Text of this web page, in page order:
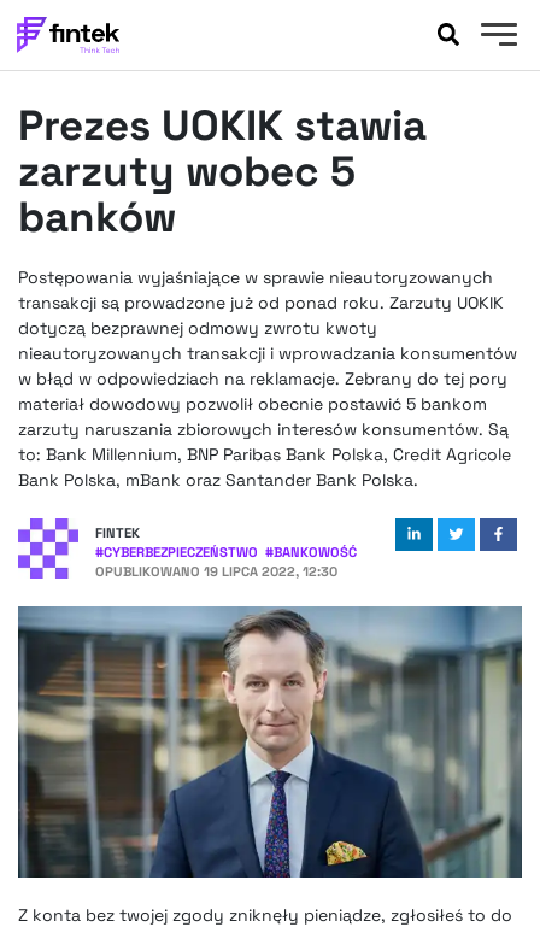
BANKOWOŚĆ
FELIETONY
WYWIADY
PODCASTY
FINTEKEXTRA
OKIEM EKSPERTA
Prezes UOKIK stawia
zarzuty wobec 5
banków
Postępowania wyjaśniające w sprawie nieautoryzowanych
transakcji są prowadzone już od ponad roku. Zarzuty UOKIK
dotyczą bezprawnej odmowy zwrotu kwoty
nieautoryzowanych transakcji i wprowadzania konsumentów
w błąd w odpowiedziach na reklamacje. Zebrany do tej pory
materiał dowodowy pozwolił obecnie postawić 5 bankom
zarzuty naruszania zbiorowych interesów konsumentów. Są
to: Bank Millennium, BNP Paribas Bank Polska, Credit Agricole
Bank Polska, mBank oraz Santander Bank Polska.
FINTEK
#CYBERBEZPIECZEŃSTWO #BANKOWOŚĆ
OPUBLIKOWANO 19 LIPCA 2022, 12:30
Z konta bez twojej zgody zniknęły pieniądze, zgłosiłeś to do